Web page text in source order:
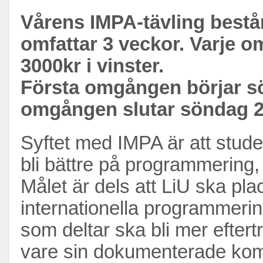
Vårens IMPA-tävling
omfattar 3 veckor. Varje
3000kr i vinster.
Första omgången börjar
omgången slutar söndag
Syftet med IMPA är att
bli bättre på
Målet är dels att LiU ska
internationella
som deltar ska bli mer
vare sin dokumenterade